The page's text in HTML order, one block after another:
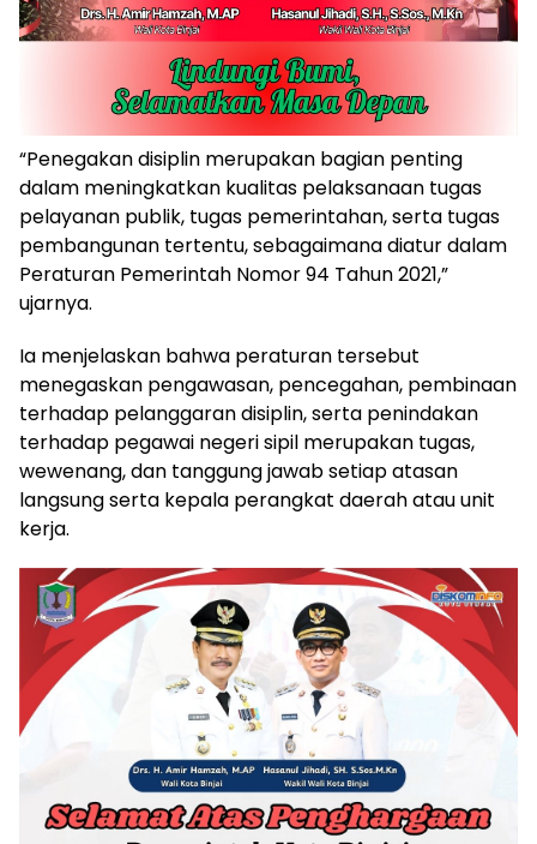
“Penegakan disiplin merupakan bagian penting
dalam meningkatkan kualitas pelaksanaan tugas
pelayanan publik, tugas pemerintahan, serta tugas
pembangunan tertentu, sebagaimana diatur dalam
Peraturan Pemerintah Nomor 94 Tahun 2021,”
ujarnya.
Ia menjelaskan bahwa peraturan tersebut
menegaskan pengawasan, pencegahan, pembinaan
terhadap pelanggaran disiplin, serta penindakan
terhadap pegawai negeri sipil merupakan tugas,
wewenang, dan tanggung jawab setiap atasan
langsung serta kepala perangkat daerah atau unit
kerja.